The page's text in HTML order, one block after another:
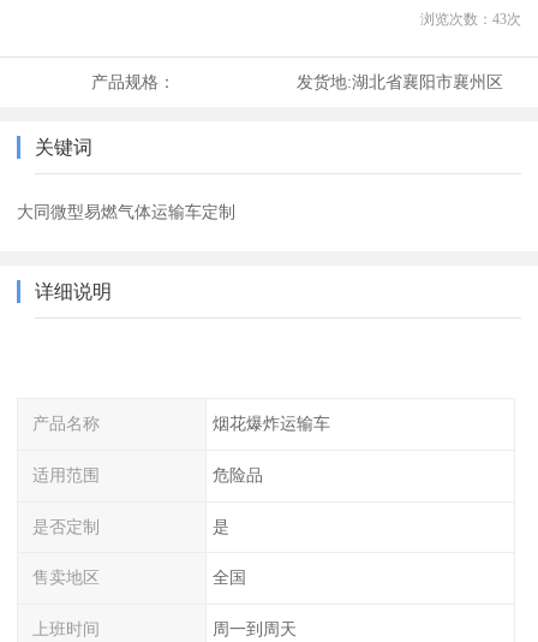
浏览次数： 43次
产品规格： 发货地:湖北省襄阳市襄州区
关键词
大同微型易燃气体运输车定制
详细说明
产品名称 烟花爆炸运输车
适用范围 危险品
是否定制 是
售卖地区 全国
上班时间 周一到周天